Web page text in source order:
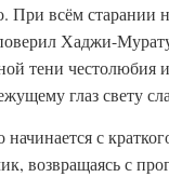
При всём старании
Хаджи-
тени честолюбия
глаз свету
начинается с
возвращаясь с